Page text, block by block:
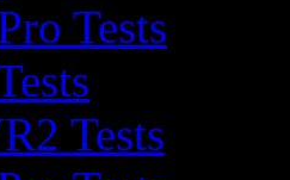
Tests
Tests